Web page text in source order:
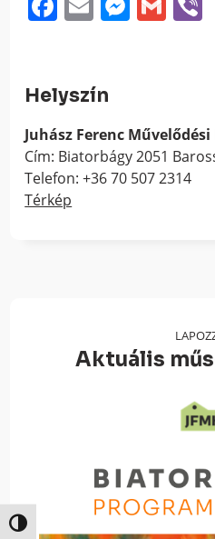
Nagy kontraszt váltása
Helyszín
Juhász Ferenc
Cím: Biatorbágy 2051
Telefon: +36 70 507 2314
Térkép
Aktuális